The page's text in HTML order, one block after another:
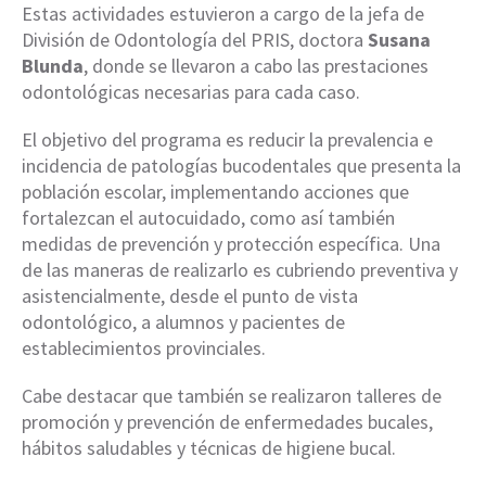
Estas actividades estuvieron a cargo de la jefa de
División de Odontología del PRIS, doctora Susana
Blunda, donde se llevaron a cabo las prestaciones
odontológicas necesarias para cada caso.
El objetivo del programa es reducir la prevalencia e
incidencia de patologías bucodentales que presenta la
población escolar, implementando acciones que
fortalezcan el autocuidado, como así también
medidas de prevención y protección específica. Una
de las maneras de realizarlo es cubriendo preventiva y
asistencialmente, desde el punto de vista
odontológico, a alumnos y pacientes de
establecimientos provinciales.
Cabe destacar que también se realizaron talleres de
promoción y prevención de enfermedades bucales,
hábitos saludables y técnicas de higiene bucal.